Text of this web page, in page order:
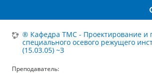
® Кафедра ТМС - Проектирование и
специального осевого режущего
(15.03.05) ~З
Преподаватель: